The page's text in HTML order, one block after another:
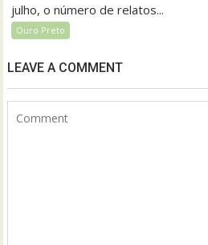
julho, o número de relatos...
Ouro Preto
LEAVE A COMMENT